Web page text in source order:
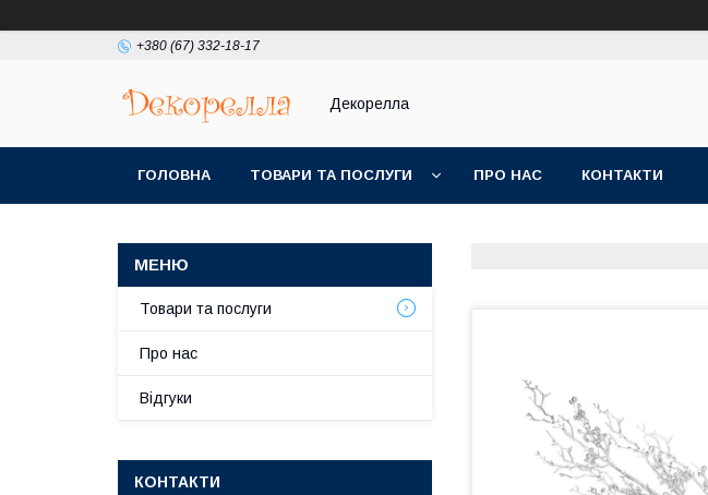
+380 (67) 332-18-17
Декорелла
ГОЛОВНА ТОВАРИ ТА ПОСЛУГИ ПРО НАС КОНТАКТИ
Товари та послуги
Про нас
Відгуки
КОНТАКТИ